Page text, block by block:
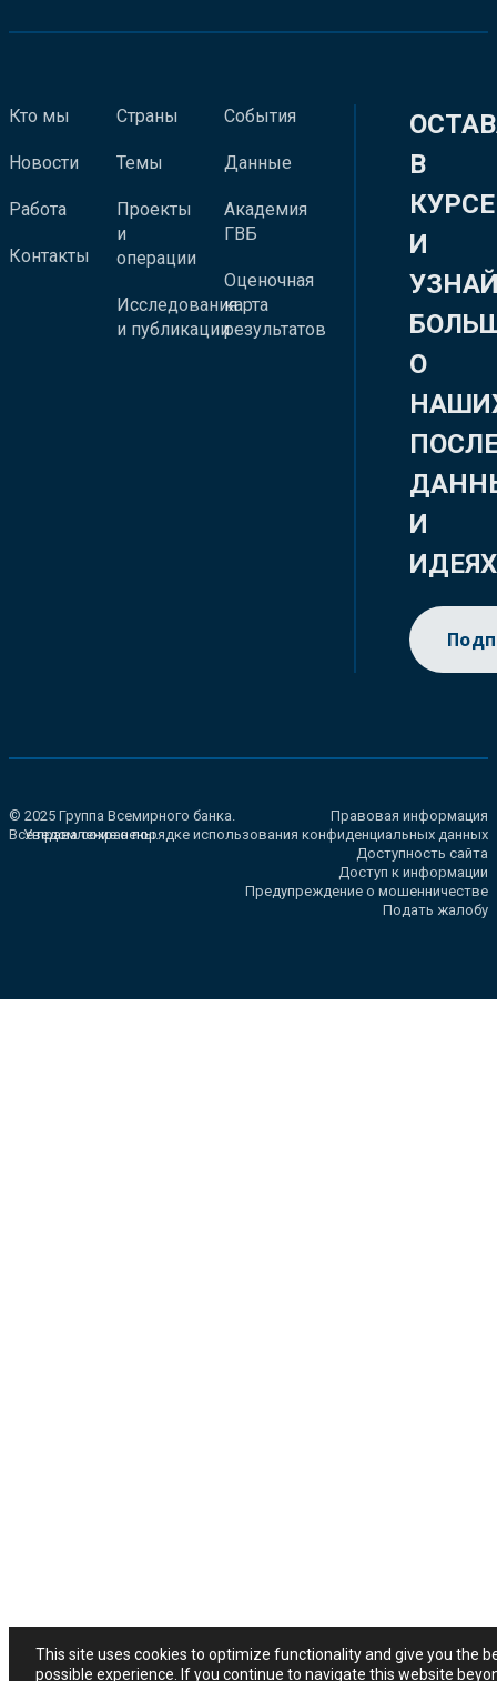
Кто мы
Новости
Работа
Контакты
Страны
Темы
Проекты
и
операции
Исследования
и публикации
События
Данные
Академия
ГВБ
Оценочная
карта
результатов
В
КУРСЕ
И
О
И
ИДЕЯХ
© 2025 Группа Всемирного банка.
Все права сохранены.
Правовая информация
Уведомление о порядке использования конфиденциальных данных
Доступность сайта
Доступ к информации
Предупреждение о мошенничестве
Подать жалобу
This site uses cookies to optimize functionality and give you the
possible experience. If you continue to navigate this website